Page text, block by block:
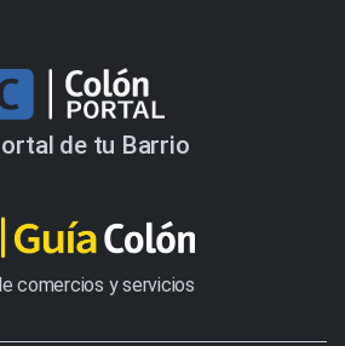
de tu Barrio
comercios y servicios